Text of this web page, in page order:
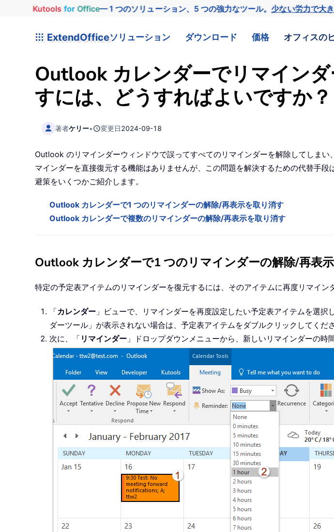
Kutools for Office— 1 つのソリューション、5 つの強力なツール。少ない労力で大
ExtendOfficeソリューション ダウンロード 価格 オフィスの
Outlook カレンダーでリマイン
すには、どうすればよいですか？
著者ケリー• 変更日2024-09-18
Outlook のリマインダーウィンドウで誤ってすべてのリマインダーを解除してしま
マインダーを直接復元する機能はありませんが、この問題を解決するための代替手
避策をいくつかご紹介します。
Outlook カレンダーで1 つのリマインダーの解除/再表示を取り消す
Outlook カレンダーで複数のリマインダーの解除/再表示を取り消す
Outlook カレンダーで1 つのリマインダーの解除/再表
特定の予定表アイテムのリマインダーを復元するには、そのアイテムに再度リマイン
「カレンダー 」ビューで、リマインダーを再度設定したい予定表アイテムを選択
ダーツール 」が表示されない場合は、予定表アイテムをダブルクリックしてくださ
次に、「 リマインダー 」ドロップダウンメニューから、新しいリマインダーの